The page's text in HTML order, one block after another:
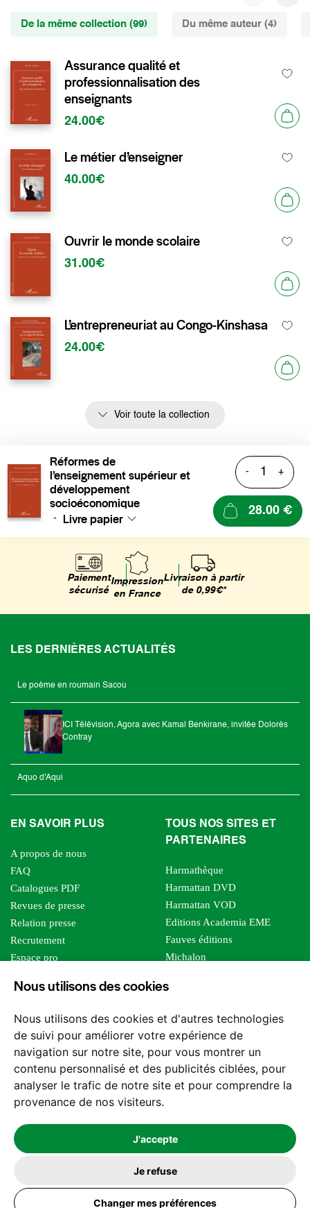
Nous utilisons des cookies
Nous utilisons des cookies et d'autres technologies
de suivi pour améliorer votre expérience de
navigation sur notre site, pour vous montrer un
contenu personnalisé et des publicités ciblées, pour
analyser le trafic de notre site et pour comprendre la
provenance de nos visiteurs.
J'accepte
Je refuse
Changer mes préférences
De la même collection (99) Du même auteur (4)
Assurance qualité et
professionnalisation des
enseignants
24.00€
Le métier d’enseigner
40.00€
Ouvrir le monde scolaire
31.00€
L’entrepreneuriat au Congo-Kinshasa
24.00€
Voir toute la collection
Réformes de
l’enseignement supérieur et
développement
socioéconomique
- Livre papier
- +
28.00 €
Paiement
sécurisé
Impression
en France
Livraison à partir
de 0,99€*
LES DERNIÈRES ACTUALITÉS
Le poème en roumain Sacou
ICI Télévision, Agora avec Kamal Benkirane, invitée Dolorès
Contray
Aquo d'Aqui
EN SAVOIR PLUS
A propos de nous
FAQ
Catalogues PDF
Revues de presse
Relation presse
Recrutement
Espace pro
Foreign rights
TOUS NOS SITES ET
PARTENAIRES
Harmathèque
Harmattan DVD
Harmattan VOD
Editions Academia EME
Fauves éditions
Michalon
Editions Sutton
Les impliqués
Tous les éditeurs
Nos structures
Nous contacter
2026 -© Les Editions l'Harmattan. Tous droits réservés - Site réalisé par